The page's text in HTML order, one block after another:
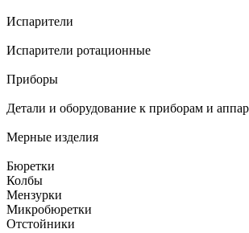
Испарители
Испарители ротационные
Приборы
Детали и оборудование к приборам и
Мерные изделия
Бюретки
Колбы
Мензурки
Микробюретки
Отстойники